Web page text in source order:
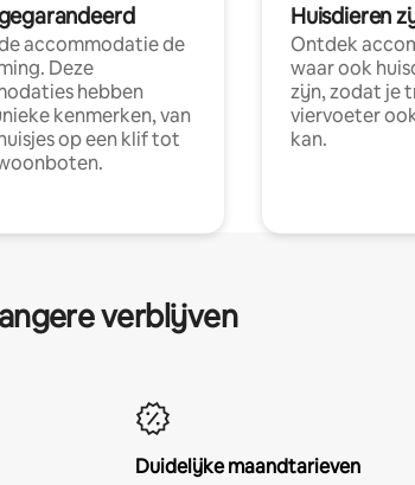
accommodatie de
Deze
hebben
kenmerken, van
op een klif tot
Huisdieren
Ontdek
waar ook
zijn, zodat je
viervoeter
kan.
verblijven
Duidelijke maandtarieven